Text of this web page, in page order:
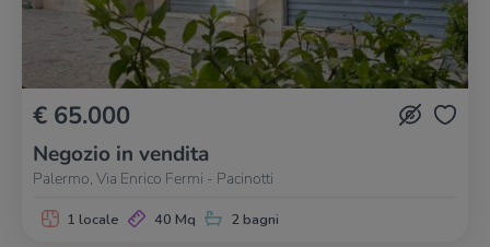
€ 65.000
Negozio in vendita
Palermo, Via Enrico Fermi - Pacinotti
1 locale 40 Mq 2 bagni